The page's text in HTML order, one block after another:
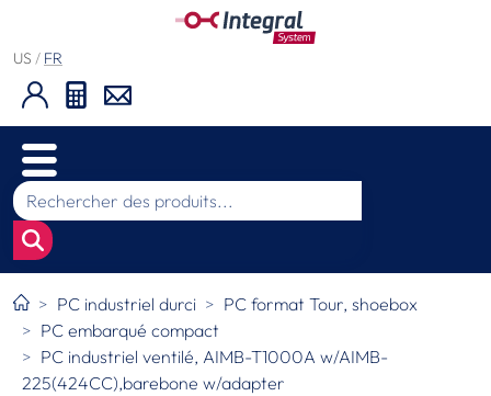
US / FR
PC industriel durci
PC format Tour, shoebox
PC embarqué compact
PC industriel ventilé, AIMB-T1000A w/AIMB-
225(424CC),barebone w/adapter